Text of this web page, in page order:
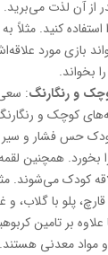
از آن لذت می‌برید.
کنید. مثلاً به
بازی مورد
بخواند.
و رنگارنگ:
کوچک و
حس فشار و
بخورد. همچنین
کودک می‌شوند.
قارچ، پلو با گلاب،
بر تامین
مواد معدنی هستند.